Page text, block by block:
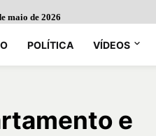
maio de 2026
POLÍTICA VÍDEOS
e